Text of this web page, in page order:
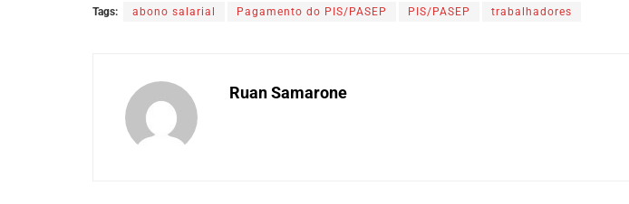
Tags: abono salarial Pagamento do PIS/PASEP PIS/PASEP trabalhadores
Ruan Samarone